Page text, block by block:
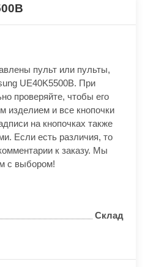
пульт или пульты,
UE40K5500B. При
проверяйте, чтобы его
изделием и все кнопочки
на кнопочках также
Если есть различия, то
к заказу. Мы
с выбором!
Склад